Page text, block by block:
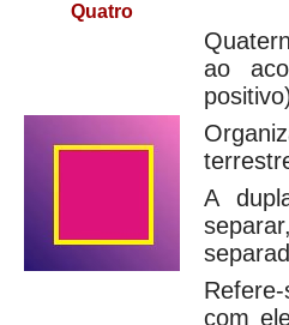
Quatro
ao
A
com